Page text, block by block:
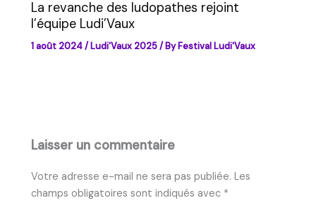
La revanche des ludopathes rejoint
l’équipe Ludi’Vaux
1 août 2024/Ludi'Vaux 2025/ ByFestival Ludi'Vaux
Laisser un commentaire
Votre adresse e-mail ne sera pas publiée. Les
champs obligatoires sont indiqués avec *